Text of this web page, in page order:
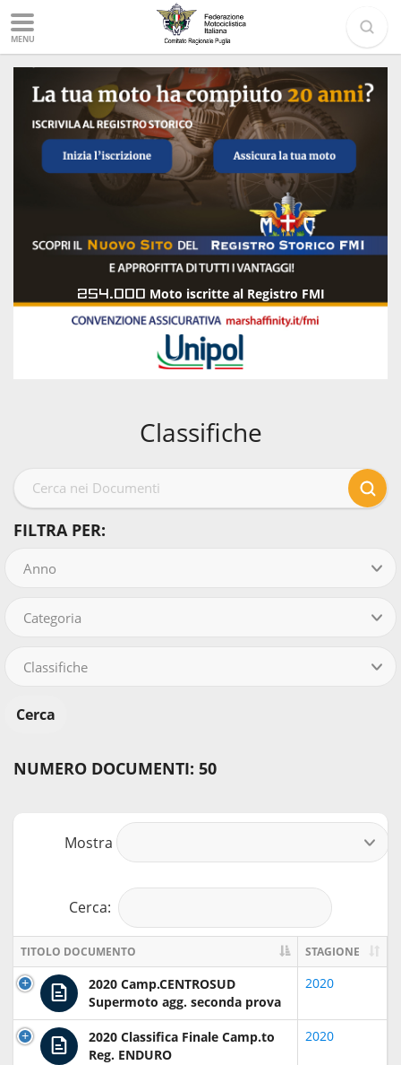
MENU
254.000 Moto iscritte al Registro FMI
Classifiche
FILTRA PER:
Anno
Categoria
Classifiche
NUMERO DOCUMENTI: 50
Mostra
Cerca:
TITOLO DOCUMENTO STAGIONE
2020 Camp.CENTROSUD
Supermoto agg. seconda prova
2020
2020 Classifica Finale Camp.to
Reg. ENDURO
2020